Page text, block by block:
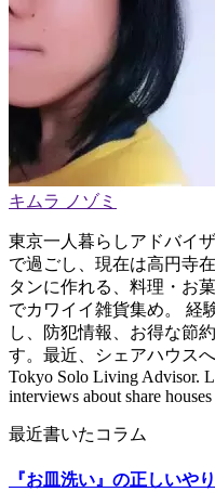
キムラ ノゾミ
東京一人暮らしアドバイ
で過ごし、現在は高円寺
タンに作れる、料理・お
でカワイイ雑貨集め。 経
し、防犯情報、お得な節
す。最近、シェアハウス
Tokyo Solo Living Advisor.
interviews about share
最近書いたコラム
『お皿洗い』の正しいや